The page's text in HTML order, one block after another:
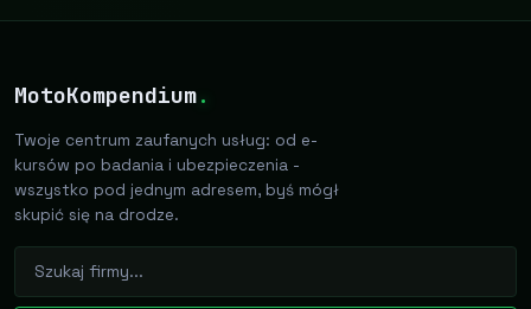
MotoKompendium.
Twoje centrum zaufanych usług: od e-
kursów po badania i ubezpieczenia -
wszystko pod jednym adresem, byś mógł
skupić się na drodze.